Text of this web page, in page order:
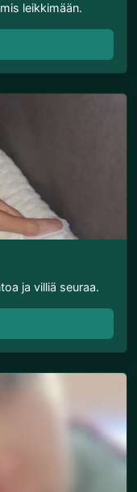
leikkimään.
ja villiä seuraa.